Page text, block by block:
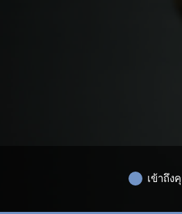
เข้าถึง